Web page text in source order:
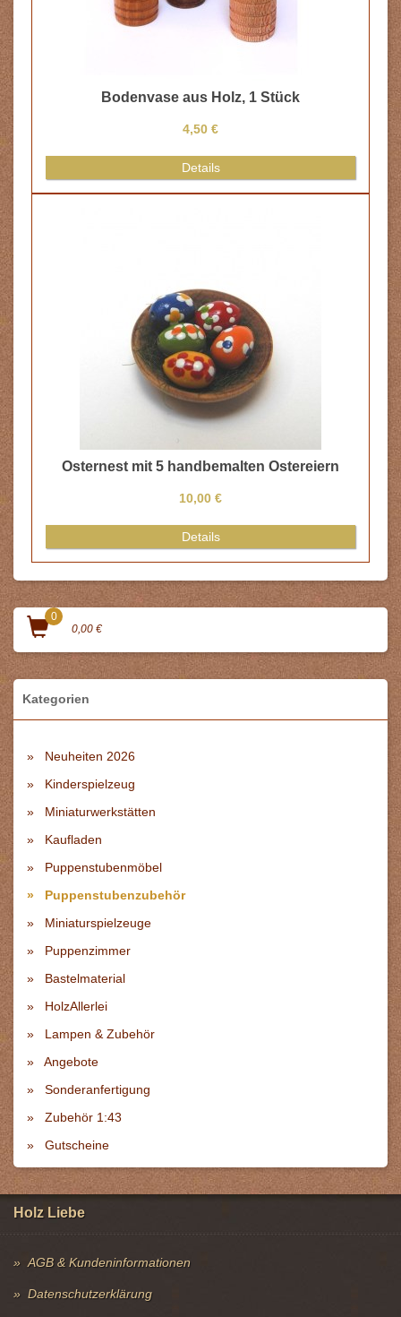
Bodenvase aus Holz, 1 Stück
4,50 €
Details
Osternest mit 5 handbemalten Ostereiern
10,00 €
Details
0
0,00 €
Kategorien
Neuheiten 2026
Kinderspielzeug
Miniaturwerkstätten
Kaufladen
Puppenstubenmöbel
Puppenstubenzubehör
Miniaturspielzeuge
Puppenzimmer
Bastelmaterial
HolzAllerlei
Lampen & Zubehör
Angebote
Sonderanfertigung
Zubehör 1:43
Gutscheine
Holz Liebe
AGB & Kundeninformationen
Datenschutzerklärung